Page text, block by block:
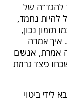
להגדרה של
להיות נחמד,
תזמון נכון,
איך אמרה
אמרת, אנשים
כיצד גרמת
לידי ביטוי